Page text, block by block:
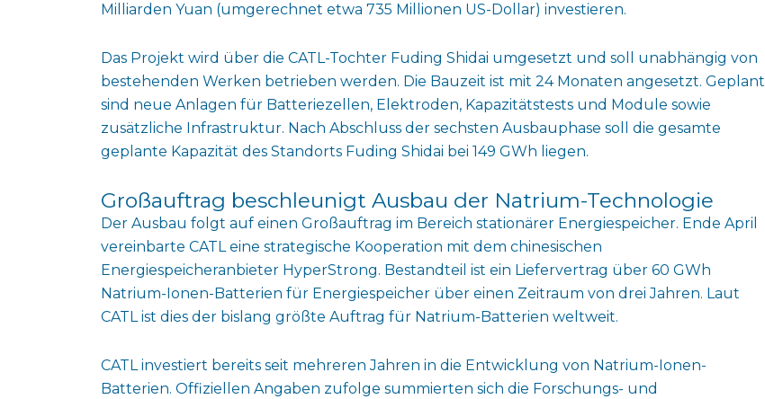
Milliarden Yuan (umgerechnet etwa 735 Millionen US-Dollar) investieren.
Das Projekt wird über die CATL-Tochter Fuding Shidai umgesetzt und soll unabhängig von
bestehenden Werken betrieben werden. Die Bauzeit ist mit 24 Monaten angesetzt. Geplant
sind neue Anlagen für Batteriezellen, Elektroden, Kapazitätstests und Module sowie
zusätzliche Infrastruktur. Nach Abschluss der sechsten Ausbauphase soll die gesamte
geplante Kapazität des Standorts Fuding Shidai bei 149 GWh liegen.
Großauftrag beschleunigt Ausbau der Natrium-Technologie
Der Ausbau folgt auf einen Großauftrag im Bereich stationärer Energiespeicher. Ende April
vereinbarte CATL eine strategische Kooperation mit dem chinesischen
Energiespeicheranbieter HyperStrong. Bestandteil ist ein Liefervertrag über 60 GWh
Natrium-Ionen-Batterien für Energiespeicher über einen Zeitraum von drei Jahren. Laut
CATL ist dies der bislang größte Auftrag für Natrium-Batterien weltweit.
CATL investiert bereits seit mehreren Jahren in die Entwicklung von Natrium-Ionen-
Batterien. Offiziellen Angaben zufolge summierten sich die Forschungs- und